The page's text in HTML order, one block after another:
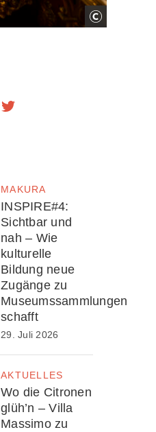
MAKURA
INSPIRE#4:
Sichtbar und
nah – Wie
kulturelle
Bildung neue
Zugänge zu
Museumssammlungen
schafft
29. Juli 2026
AKTUELLES
Wo die Citronen
glüh’n – Villa
Massimo zu